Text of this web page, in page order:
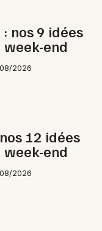
nos 9 idées
end
2026
12 idées
end
2026